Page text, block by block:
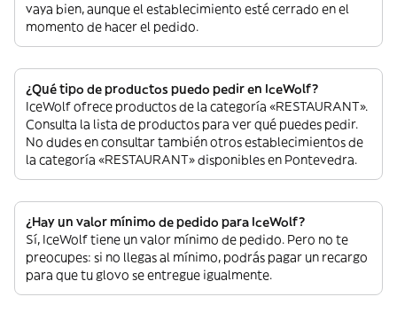
vaya bien, aunque el establecimiento esté cerrado en el
momento de hacer el pedido.
¿Qué tipo de productos puedo pedir en IceWolf?
IceWolf ofrece productos de la categoría «RESTAURANT».
Consulta la lista de productos para ver qué puedes pedir.
No dudes en consultar también otros establecimientos de
la categoría «RESTAURANT» disponibles en Pontevedra.
¿Hay un valor mínimo de pedido para IceWolf?
Sí, IceWolf tiene un valor mínimo de pedido. Pero no te
preocupes: si no llegas al mínimo, podrás pagar un recargo
para que tu glovo se entregue igualmente.